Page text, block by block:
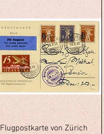
Vista rapida
Flugpostkarte von Zürich